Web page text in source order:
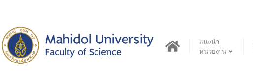
แนะนำ
หน่วยงาน